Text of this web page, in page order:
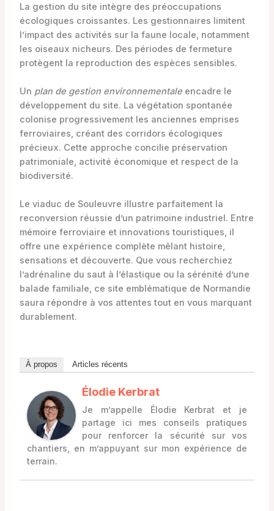
La gestion du site intègre des préoccupations
écologiques croissantes. Les gestionnaires limitent
l’impact des activités sur la faune locale, notamment
les oiseaux nicheurs. Des périodes de fermeture
protègent la reproduction des espèces sensibles.
Un plan de gestion environnementaleencadre le
développement du site. La végétation spontanée
colonise progressivement les anciennes emprises
ferroviaires, créant des corridors écologiques
précieux. Cette approche concilie préservation
patrimoniale, activité économique et respect de la
biodiversité.
Le viaduc de Souleuvre illustre parfaitement la
reconversion réussie d’un patrimoine industriel. Entre
mémoire ferroviaire et innovations touristiques, il
offre une expérience complète mêlant histoire,
sensations et découverte. Que vous recherchiez
l’adrénaline du saut à l’élastique ou la sérénité d’une
balade familiale, ce site emblématique de Normandie
saura répondre à vos attentes tout en vous marquant
durablement.
À propos Articles récents
Élodie Kerbrat
Je m’appelle Élodie Kerbrat et je
partage ici mes conseils pratiques
pour renforcer la sécurité sur vos
chantiers, en m’appuyant sur mon expérience de
terrain.